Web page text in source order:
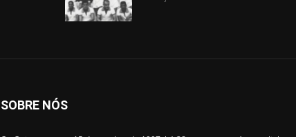
SOBRE NÓS